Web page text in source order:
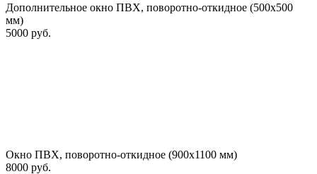
Дополнительное окно ПВХ, поворотно-откидное (500х500
мм)
5000 руб.
Окно ПВХ, поворотно-откидное (900х1100 мм)
8000 руб.